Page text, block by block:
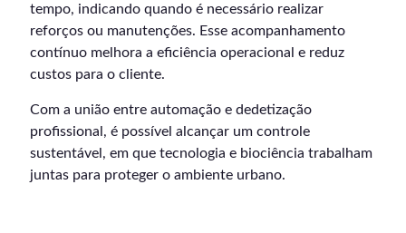
tempo, indicando quando é necessário realizar
reforços ou manutenções. Esse acompanhamento
contínuo melhora a eficiência operacional e reduz
custos para o cliente.
Com a união entre automação e dedetização
profissional, é possível alcançar um controle
sustentável, em que tecnologia e biociência trabalham
juntas para proteger o ambiente urbano.